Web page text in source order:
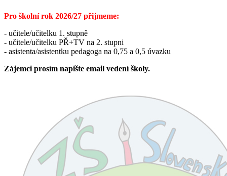
Pro školní rok 2026/27 přijmeme:
- učitele/učitelku 1. stupně
- učitele/učitelku PŘ+TV na 2. stupni
- asistenta/asistentku pedagoga na 0,75 a 0,5 úvazku
Zájemci prosím napište email vedení školy.